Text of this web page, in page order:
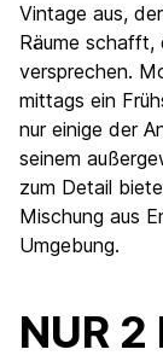
Vintage aus,
Räume schafft,
versprechen.
mittags ein
nur einige der
seinem
zum Detail
Mischung aus
Umgebung.​
NUR 2